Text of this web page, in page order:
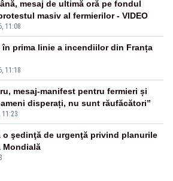
11:08
mesaj de ultimă oră pe fondul
masiv al fermierilor - VIDEO
11:18
în prima linie a incendiilor din Franța
11:23
mesaj-manifest pentru fermieri și
disperați, nu sunt răufăcători”
o şedinţă de urgenţă privind planurile
Mondială